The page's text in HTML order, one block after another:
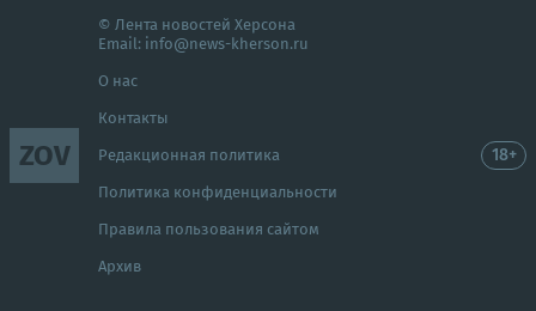
ZOV
© Лента новостей Херсона
Email: info@news-kherson.ru
О нас
Контакты
Редакционная политика
Политика конфиденциальности
Правила пользования сайтом
Архив
18+